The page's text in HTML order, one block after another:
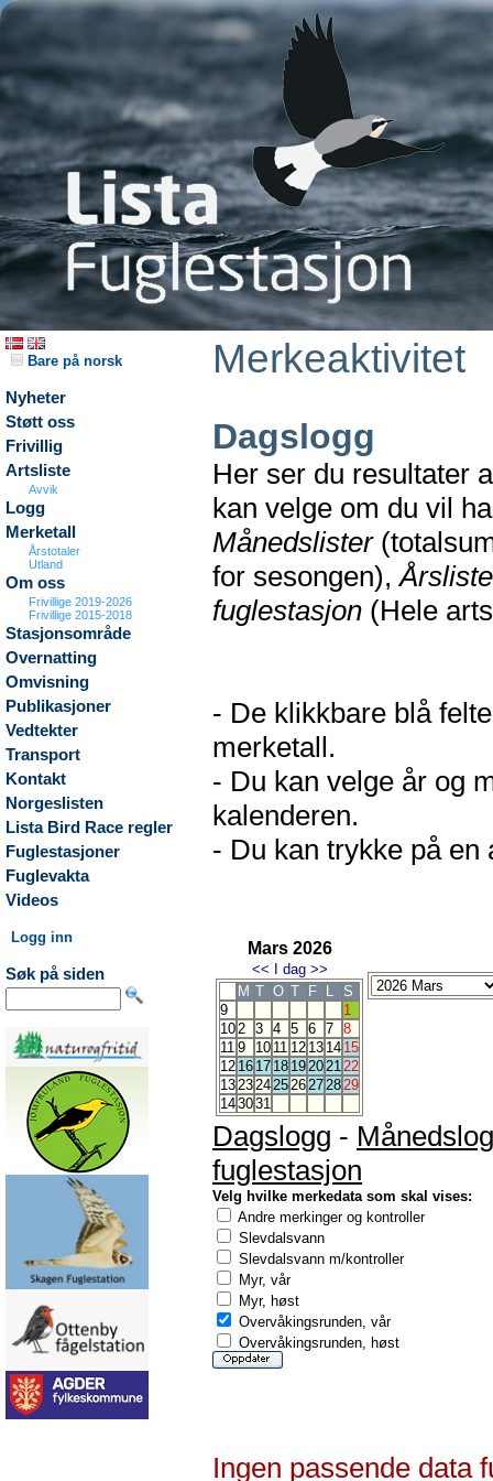
Bare på norsk
Nyheter
Støtt oss
Frivillig
Artsliste
Avvik
Logg
Merketall
Årstotaler
Utland
Om oss
Frivillige 2019-2026
Frivillige 2015-2018
Stasjonsområde
Overnatting
Omvisning
Publikasjoner
Vedtekter
Transport
Kontakt
Norgeslisten
Lista Bird Race regler
Fuglestasjoner
Fuglevakta
Videos
Logg inn
Søk på siden
Merkeaktivitet
Dagslogg
Her ser du resultater
kan velge om du vil
Månedslister
for sesongen),
fuglestasjon (Hele
- De klikkbare blå
merketall.
- Du kan velge år og
kalenderen.
- Du kan trykke på en
Mars 2026
<< I dag >>
M T O T F L
S
9
1
102 3 4 5 6 7 8
11 9 10 11 12 13 14 15
12 16 17 18 19202122
1323242526272829
143031
Dagslogg -
fuglestasjon
Velg hvilke merkedata som skal vises:
Andre merkinger og kontroller
Slevdalsvann
Slevdalsvann m/kontroller
Myr, vår
Myr, høst
Overvåkingsrunden, vår
Overvåkingsrunden, høst
Ingen passende data